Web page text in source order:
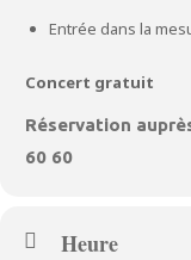
Entrée dans la
Concert gratuit
Réservation
60 60
Heure